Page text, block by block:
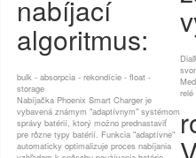
nabíjací
algoritmus:
bulk - absorpcia - rekondície - float -
storage
Nabíjačka Phoenix Smart Charger je
vybavená známym "adaptívnym" systémom
správy batérií, ktorý možno prednastaviť
pre rôzne typy batérií. Funkcia "adaptívne"
automaticky optimalizuje proces nabíjania
relé